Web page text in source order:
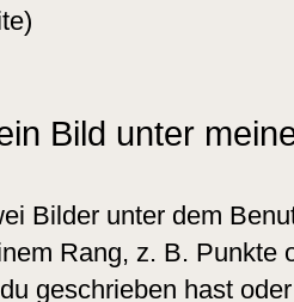
Bild unter
Bilder unter dem
Rang, z. B. Punkte
geschrieben hast